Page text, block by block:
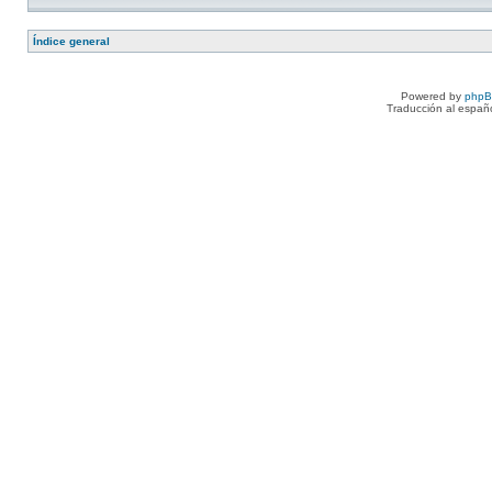
Índice general
Powered by
Traducción al